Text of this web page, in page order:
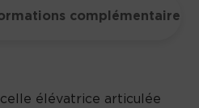
complémentaires
élévatrice articulée